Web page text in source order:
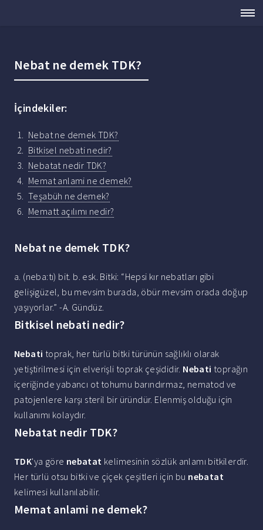
Nebat ne demek TDK?
İçindekiler:
Nebat ne demek TDK?
Bitkisel nebati nedir?
Nebatat nedir TDK?
Memat anlami ne demek?
Teşabüh ne demek?
Mematt açılımı nedir?
Nebat ne demek TDK?
a. (neba:tı) bit. b. esk. Bitki: “Hepsi kır nebatları gibi
gelişigüzel, bu mevsim burada, öbür mevsim orada doğup
yaşıyorlar.” -A. Gündüz.
Bitkisel nebati nedir?
Nebati toprak, her türlü bitki türünün sağlıklı olarak
yetiştirilmesi için elverişli toprak çeşididir. Nebati toprağın
içeriğinde yabancı ot tohumu barındırmaz, nematod ve
patojenlere karşı steril bir üründür. Elenmiş olduğu için
kullanımı kolaydır.
Nebatat nedir TDK?
TDK'ya göre nebatat kelimesinin sözlük anlamı bitkilerdir.
Her türlü otsu bitki ve çiçek çeşitleri için bu nebatat
kelimesi kullanılabilir.
Memat anlami ne demek?